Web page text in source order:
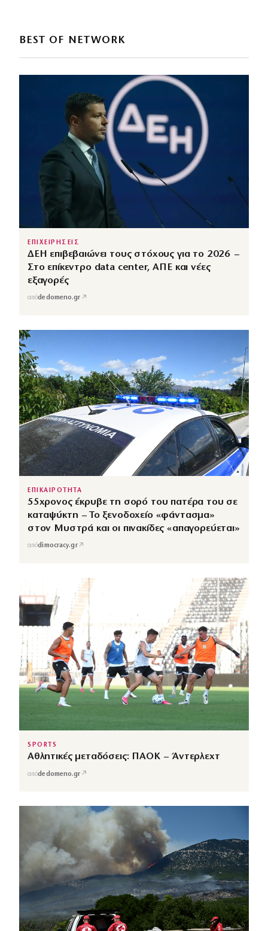
BEST OF NETWORK
ΕΠΙΧΕΙΡΗΣΕΙΣ
ΔΕΗ επιβεβαιώνει τους στόχους για το 2026 –
Στο επίκεντρο data center, ΑΠΕ και νέες
εξαγορές
απόdedomeno.gr ↗
ΕΠΙΚΑΙΡΟΤΗΤΑ
55χρονος έκρυβε τη σορό του πατέρα του σε
καταψύκτη – Το ξενοδοχείο «φάντασμα»
στον Μυστρά και οι πινακίδες «απαγορεύεται»
απόdimocracy.gr↗
SPORTS
Αθλητικές μεταδόσεις: ΠΑΟΚ – Άντερλεχτ
απόdedomeno.gr ↗